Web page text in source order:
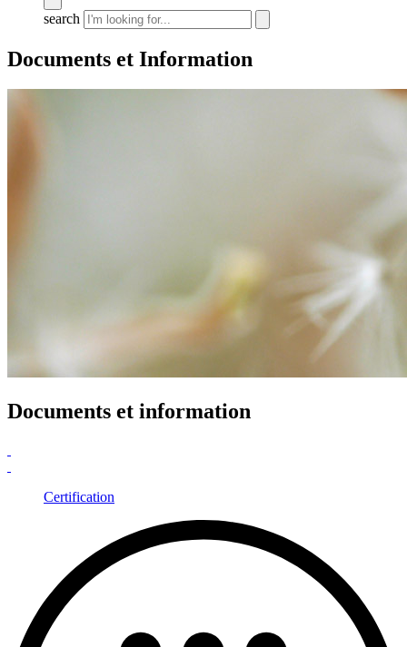
search
Documents et Information
Documents et information
Certification